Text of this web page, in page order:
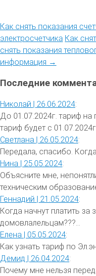
Как снять показания
электросчетчика Как
снять показания
информация →
Последние
Николай | 26.06.2024:
До 01.07.2024г. тариф на
тариф будет с
Светлана | 26.05.2024:
Передала, спасибо.
Нина | 25.05.2024:
Объясните мне,
техническим
Геннадий | 21.05.2024:
Когда начнут платить
домовлалельцам???...
Елена | 05.05.2024:
Как узнать тариф по
Демид | 26.04.2024:
Почему мне нельзя